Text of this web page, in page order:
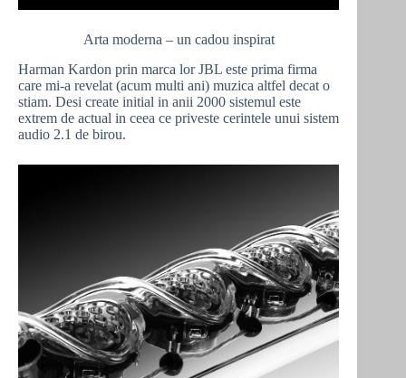
Arta moderna – un cadou inspirat
Harman Kardon prin marca lor JBL este prima firma
care mi-a revelat (acum multi ani) muzica altfel decat o
stiam. Desi create initial in anii 2000 sistemul este
extrem de actual in ceea ce priveste cerintele unui sistem
audio 2.1 de birou.